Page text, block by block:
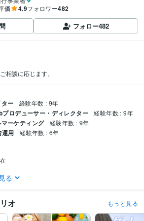
価 4.9フォロワー482
フォロー482
相談に応じます。
ー 経験年数 : 9年
ロデューサー・ディレクター 経験年数 : 9年
ーケティング 経験年数 : 9年
運用 経験年数 : 6年
ツール
年Moneyfoward:9年ChatGPT:1年
る
オ もっと見る